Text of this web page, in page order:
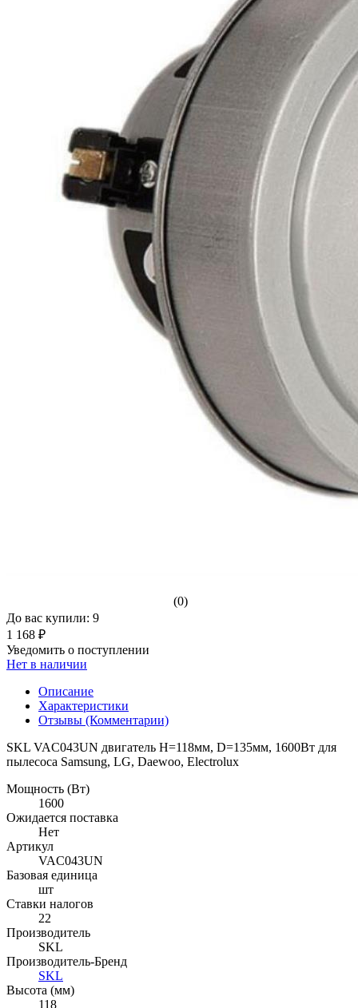
(0)
До вас купили: 9
1 168 ₽
Уведомить о поступлении
Нет в наличии
Описание
Характеристики
Отзывы (Комментарии)
SKL VAC043UN двигатель H=118мм, D=135мм, 1600Вт для
пылесоса Samsung, LG, Daewoo, Electrolux
Мощность (Вт)
1600
Ожидается поставка
Нет
Артикул
VAC043UN
Базовая единица
шт
Ставки налогов
22
Производитель
SKL
Производитель-Бренд
SKL
Высота (мм)
118